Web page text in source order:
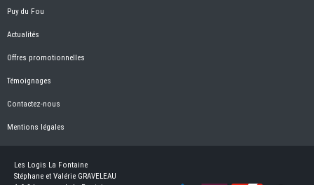
Puy du Fou
Actualités
Offres promotionnelles
Témoignages
Contactez-nous
Mentions légales
Les Logis La Fontaine
Stéphane et Valérie GRAVELEAU